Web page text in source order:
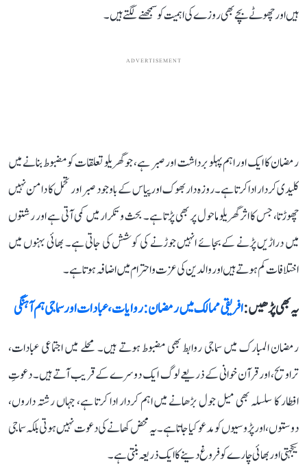
ہیں اور چھوٹے بچے بھی روزے کی اہمیت کو سمجھنے لگتے ہیں۔
ADVERTISEMENT
رمضان کا ایک اور اہم پہلو برداشت اور صبر ہے، جو گھریلو تعلقات کو مضبوط بنانے میں
کلیدی کردار ادا کرتا ہے۔ روزہ دار بھوک اور پیاس کے باوجود صبر اور تحمل کا دامن نہیں
چھوڑتا، جس کا اثر گھریلو ماحول پر بھی پڑتا ہے۔ بحث و تکرار میں کمی آتی ہے اور رشتوں
میں دراڑیں پڑنے کے بجائے انہیں جوڑنے کی کوشش کی جاتی ہے۔ بھائی بہنوں میں
اختلافات کم ہوتے ہیں اور والدین کی عزت و احترام میں اضافہ ہوتا ہے۔
یہ بھی پڑھیں :افریقی ممالک میں رمضان: روایات، عبادات اور سماجی ہم آہنگی
رمضان المبارک میں سماجی روابط بھی مضبوط ہوتے ہیں۔ محلے میں اجتماعی عبادات،
تراویح، اور قرآن خوانی کے ذریعے لوگ ایک دوسرے کے قریب آتے ہیں۔ دعوتِ
افطار کا سلسلہ بھی میل جول بڑھانے میں اہم کردار ادا کرتا ہے، جہاں رشتہ داروں،
دوستوں، اور پڑوسیوں کو مدعو کیا جاتا ہے۔ یہ محض کھانے کی دعوت نہیں ہوتی بلکہ سماجی
یکجہتی اور بھائی چارے کو فروغ دینے کا ایک ذریعہ بنتی ہے۔